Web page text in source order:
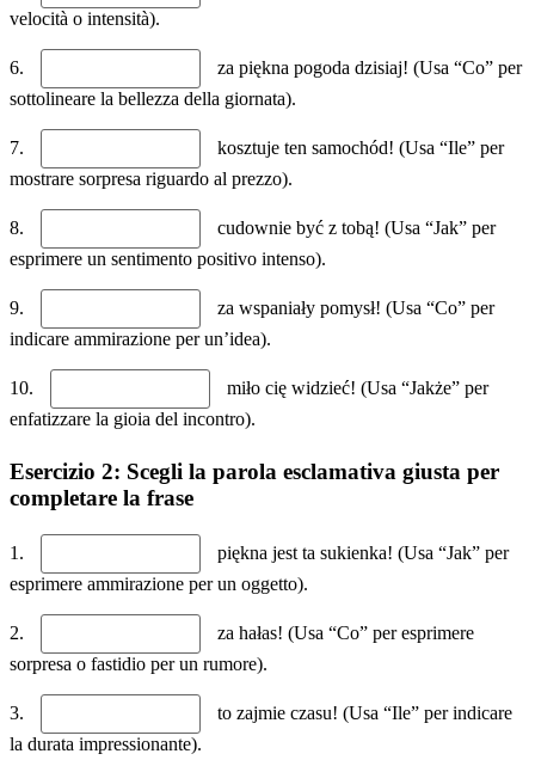
velocità o intensità).
6.
za piękna pogoda dzisiaj! (Usa “Co” per
sottolineare la bellezza della giornata).
7.
kosztuje ten samochód! (Usa “Ile” per
mostrare sorpresa riguardo al prezzo).
8.
cudownie być z tobą! (Usa “Jak” per
esprimere un sentimento positivo intenso).
9.
za wspaniały pomysł! (Usa “Co” per
indicare ammirazione per un’idea).
10.
miło cię widzieć! (Usa “Jakże” per
enfatizzare la gioia del incontro).
Esercizio 2: Scegli la parola esclamativa giusta per
completare la frase
1.
piękna jest ta sukienka! (Usa “Jak” per
esprimere ammirazione per un oggetto).
2.
za hałas! (Usa “Co” per esprimere
sorpresa o fastidio per un rumore).
3.
to zajmie czasu! (Usa “Ile” per indicare
la durata impressionante).